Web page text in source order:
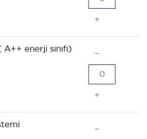
+
A++ enerji sınıfı) −
0
+
−